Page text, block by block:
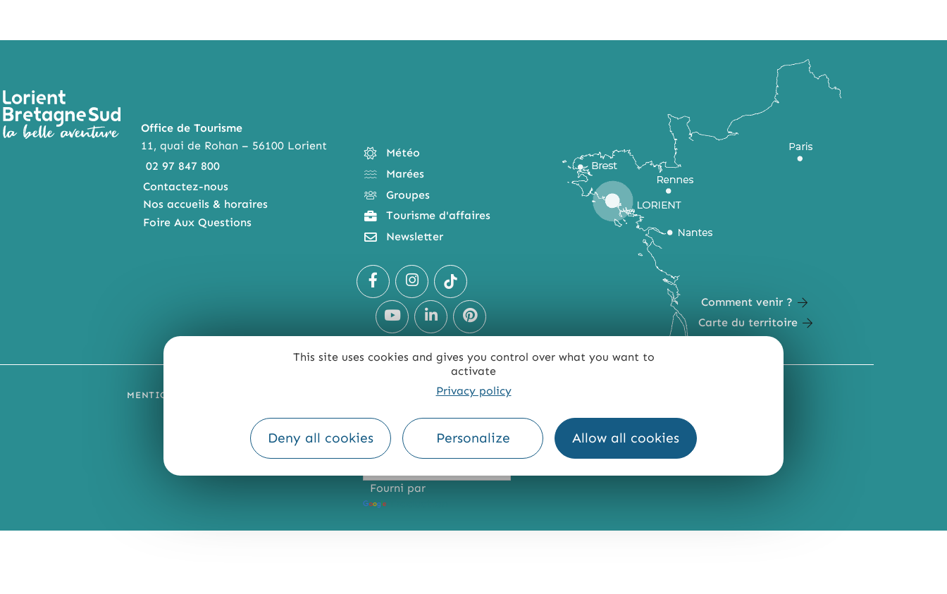
This site uses cookies and gives you control over what you want to
activate
Privacy policy
Deny all cookies Personalize Allow all cookies
Office de Tourisme
11, quai de Rohan – 56100 Lorient
02 97 847 800
Contactez-nous
Nos accueils & horaires
Foire Aux Questions
Météo
Marées
Groupes
Tourisme d'affaires
Newsletter
Comment venir ?
Carte du territoire
MENTIONS LÉGALES ACCESSIBILITÉ : NON CONFORME
Fourni par